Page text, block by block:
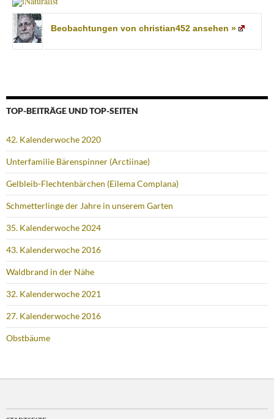
Beobachtungen von christian452 ansehen »
TOP-BEITRÄGE UND TOP-SEITEN
42. Kalenderwoche 2020
Unterfamilie Bärenspinner (Arctiinae)
Gelbleib-Flechtenbärchen (Eilema Complana)
Schmetterlinge der Jahre in unserem Garten
35. Kalenderwoche 2024
43. Kalenderwoche 2016
Waldbrand in der Nähe
32. Kalenderwoche 2021
27. Kalenderwoche 2016
Obstbäume